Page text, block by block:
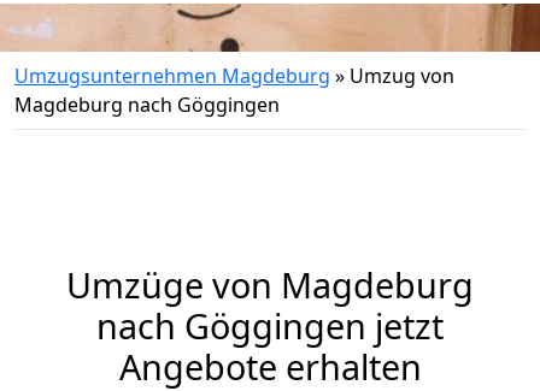
Umzugsunternehmen Magdeburg » Umzug von
Magdeburg nach Göggingen
Umzüge von Magdeburg
nach Göggingen jetzt
Angebote erhalten